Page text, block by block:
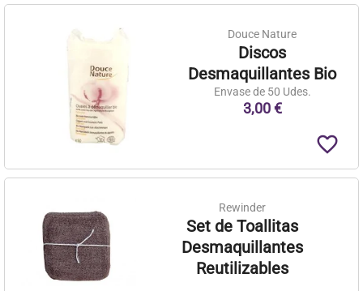
Douce Nature
Discos
Desmaquillantes Bio
Envase de 50 Udes.
3,00 €
favorite_border
Rewinder
Set de Toallitas
Desmaquillantes
Reutilizables